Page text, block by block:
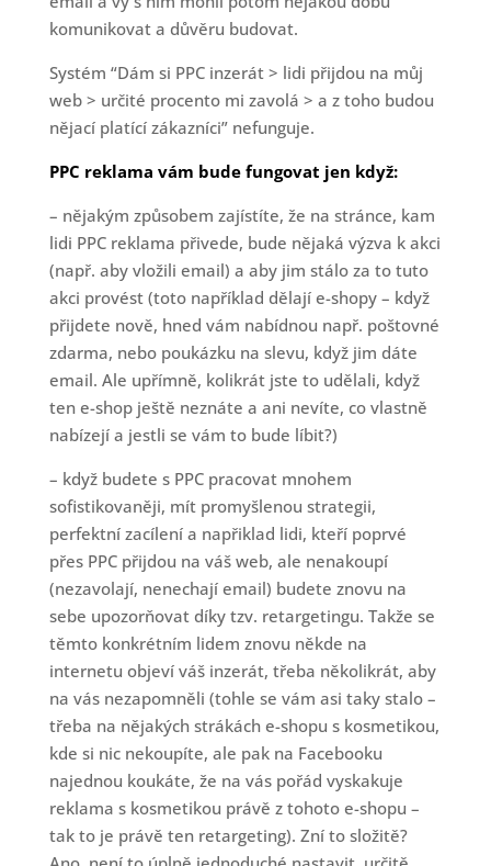
komunikovat a důvěru budovat.
Systém “Dám si PPC inzerát > lidi přijdou na můj
web > určité procento mi zavolá > a z toho budou
nějací platící zákazníci” nefunguje.
PPC reklama vám bude fungovat jen když:
– nějakým způsobem zajístíte, že na stránce, kam
lidi PPC reklama přivede, bude nějaká výzva k akci
(např. aby vložili email) a aby jim stálo za to tuto
akci provést (toto například dělají e-shopy – když
přijdete nově, hned vám nabídnou např. poštovné
zdarma, nebo poukázku na slevu, když jim dáte
email. Ale upřímně, kolikrát jste to udělali, když
ten e-shop ještě neznáte a ani nevíte, co vlastně
nabízejí a jestli se vám to bude líbit?)
– když budete s PPC pracovat mnohem
sofistikovaněji, mít promyšlenou strategii,
perfektní zacílení a napřiklad lidi, kteří poprvé
přes PPC přijdou na váš web, ale nenakoupí
(nezavolají, nenechají email) budete znovu na
sebe upozorňovat díky tzv. retargetingu. Takže se
těmto konkrétním lidem znovu někde na
internetu objeví váš inzerát, třeba několikrát, aby
na vás nezapomněli (tohle se vám asi taky stalo –
třeba na nějakých strákách e-shopu s kosmetikou,
kde si nic nekoupíte, ale pak na Facebooku
najednou koukáte, že na vás pořád vyskakuje
reklama s kosmetikou právě z tohoto e-shopu –
tak to je právě ten retargeting). Zní to složitě?